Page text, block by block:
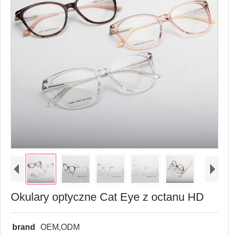
Okulary optyczne Cat Eye z octanu HD
brand
OEM,ODM